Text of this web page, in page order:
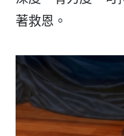
著救恩。